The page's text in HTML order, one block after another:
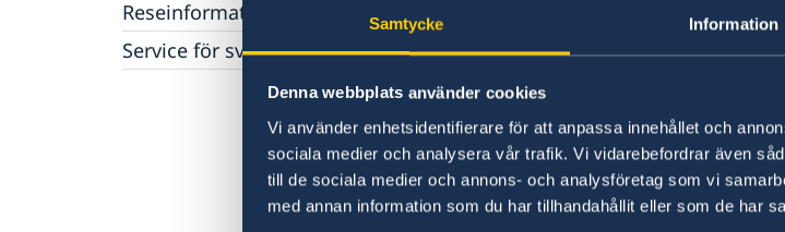
Samtycke Information
Denna webbplats använder cookies
Vi använder enhetsidentifierare för att anpassa innehållet och
sociala medier och analysera vår trafik. Vi vidarebefordrar även
till de sociala medier och annons- och analysföretag som vi
med annan information som du har tillhandahållit eller som de har
Reseinformation
Ambassadens reseinformation
Aktuella händelser
Allmänna säkerhetsläget
Naturförhållanden och katastrofer
In- och utresebestämmelser
Hälso- och sjukvård
Om olyckan är framme
Service för svenska företag
Anmäla handelshinder
I Sverige är det endast
stämpel. Notarius
svenska städer. Notarius
apostille bör finnas på
Legalisering: